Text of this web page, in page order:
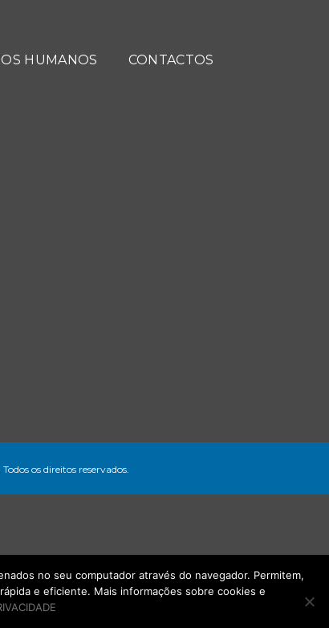
HUMANOS CONTACTOS
os direitos reservados.
no seu computador através do navegador. Permitem,
e eficiente. Mais informações sobre cookies e